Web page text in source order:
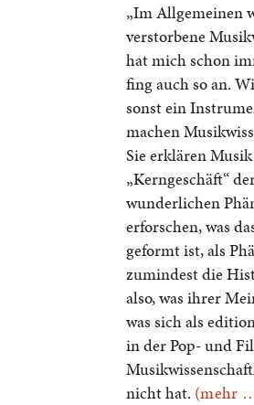
„Im Allgemeinen
verstorbene
hat mich schon
fing auch so an.
sonst ein
machen
Sie erklären
„Kerngeschäft“
wunderlichen
erforschen, was
geformt ist, als
zumindest die
also, was ihrer
was sich als
in der Pop- und
nicht hat. (mehr